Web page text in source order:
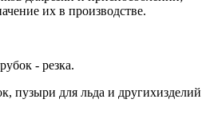
их в производстве.
- резка.
пузыри для льда и другихизделий